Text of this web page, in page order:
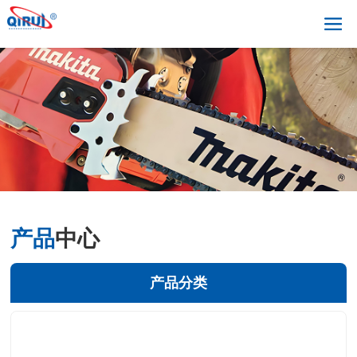
产品中心
产品分类